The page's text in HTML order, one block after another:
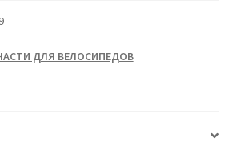
ДЛЯ ВЕЛОСИПЕДОВ